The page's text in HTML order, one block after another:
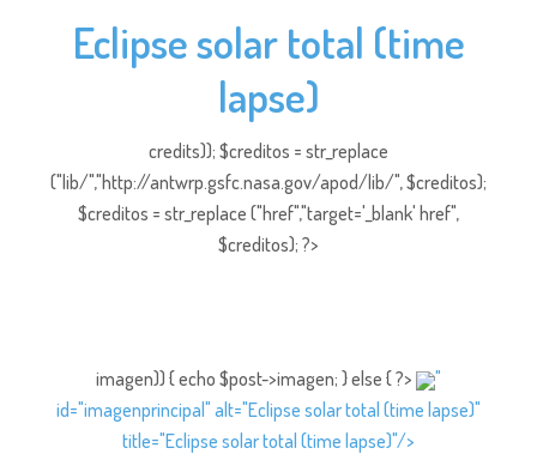
Eclipse solar total (time
lapse)
credits)); $creditos = str_replace
("lib/","http://antwrp.gsfc.nasa.gov/apod/lib/", $creditos);
$creditos = str_replace ("href","target='_blank' href",
$creditos); ?>
imagen)) { echo $post->imagen; } else { ?>
"
id="imagenprincipal" alt="Eclipse solar total (time lapse)"
title="Eclipse solar total (time lapse)"/>